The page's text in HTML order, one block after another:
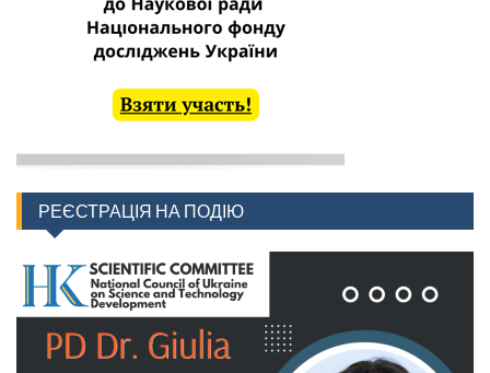
РЕЄСТРАЦІЯ НА ПОДІЮ